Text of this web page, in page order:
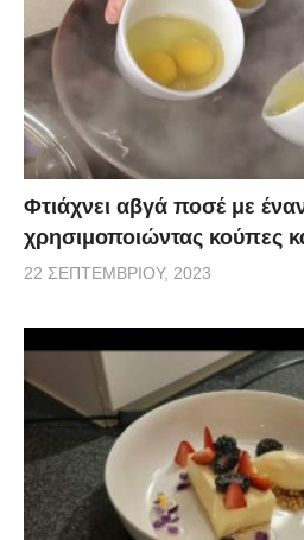
Φτιάχνει αβγά ποσέ με
χρησιμοποιώντας κούπες
22 ΣΕΠΤΕΜΒΡΊΟΥ, 2023